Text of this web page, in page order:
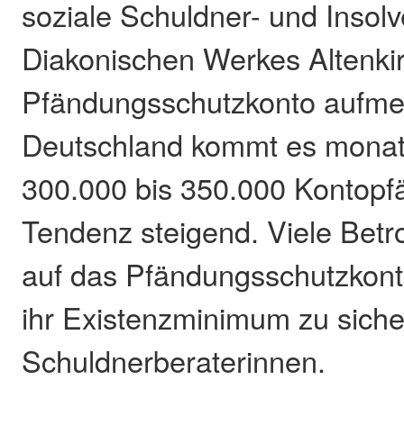
soziale Schuldner- und
Diakonischen Werkes
Pfändungsschutzkonto
Deutschland kommt es
300.000 bis 350.000
Tendenz steigend. Viele
auf das
ihr Existenzminimum zu
Schuldnerberaterinnen.